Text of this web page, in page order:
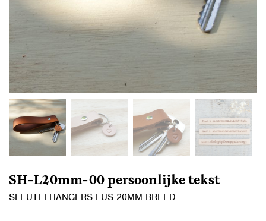
SH-L20mm-00 persoonlijke tekst
SLEUTELHANGERS LUS 20MM BREED